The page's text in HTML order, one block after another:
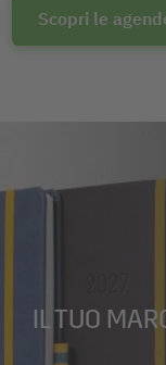
Scopri le
IL TUO